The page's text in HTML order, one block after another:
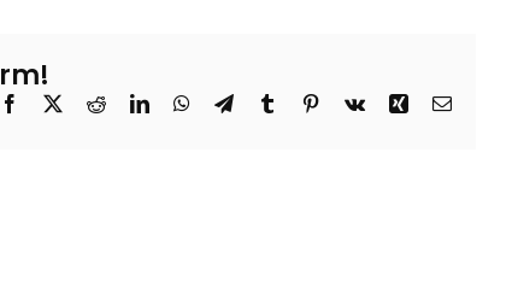
Facebook RedditLinkedInWhatsApp
TelegramTumblr Pinterest
Vk Xing Email